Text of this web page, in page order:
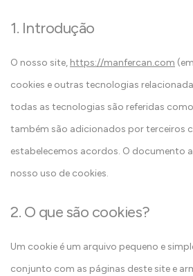
1. Introdução
O nosso site, https://manfercan.com
cookies e outras tecnologias
todas as tecnologias são referidas como
também são adicionados por terceiros
estabelecemos acordos. O documento
nosso uso de cookies.
2. O que são cookies?
Um cookie é um arquivo pequeno e
conjunto com as páginas deste site e